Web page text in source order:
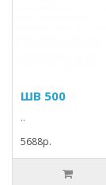
ШВ 500
..
5688p.